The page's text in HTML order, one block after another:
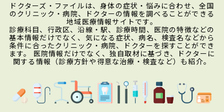
ドクターズ・ファイルは、身体の症状・悩みに合わせ、全国
のクリニック・病院、ドクターの情報を調べることができる
地域医療情報サイトです。
診療科目、行政区、沿線・駅、診療時間、医院の特徴などの
基本情報だけでなく、気になる症状、病名、検査名などから
条件に合ったクリニック・病院、ドクターを探すことができ
ます。 医院情報だけでなく、独自取材に基づき、ドクターに
関する情報（診療方針や得意な治療・検査など）も紹介。